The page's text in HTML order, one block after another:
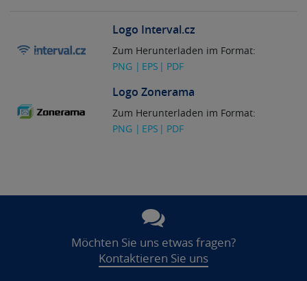
Logo Interval.cz
Zum Herunterladen im Format:
PNG
EPS PDF
Logo Zonerama
Zum Herunterladen im Format:
PNG
EPS PDF
Möchten Sie uns etwas fragen?
Kontaktieren Sie uns